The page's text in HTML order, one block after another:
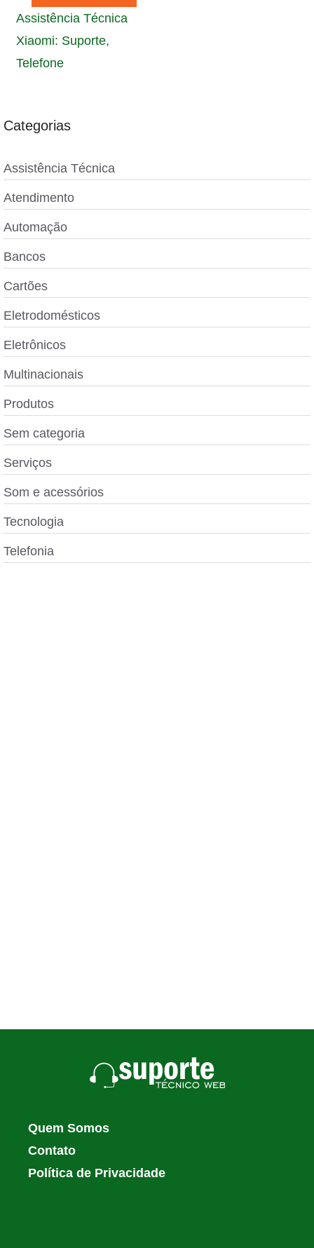
Assistência Técnica
Xiaomi: Suporte,
Telefone
Categorias
Assistência Técnica
Atendimento
Automação
Bancos
Cartões
Eletrodomésticos
Eletrônicos
Multinacionais
Produtos
Sem categoria
Serviços
Som e acessórios
Tecnologia
Telefonia
Quem Somos
Contato
Política de Privacidade